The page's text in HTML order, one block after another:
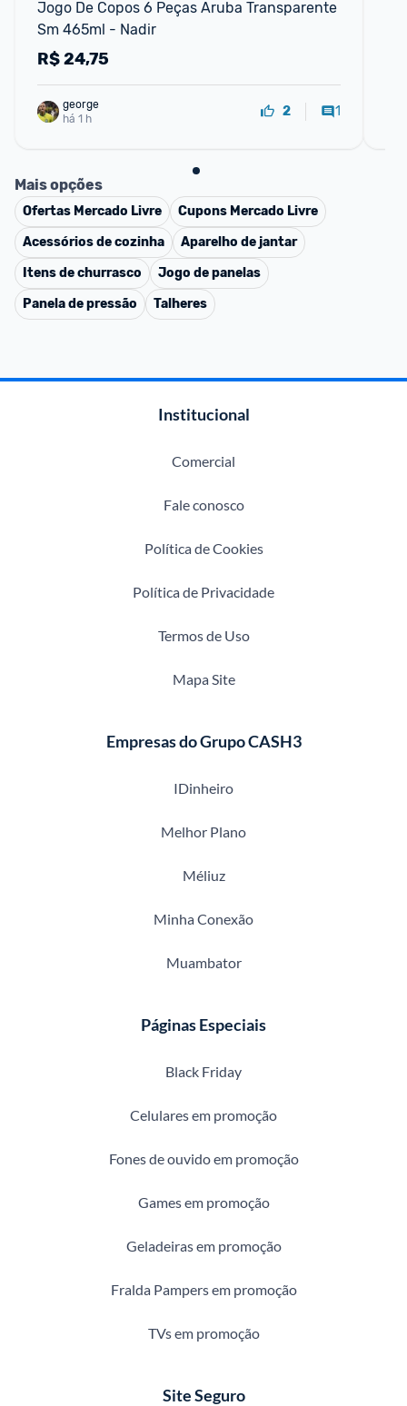
Jogo De Copos 6 Peças Aruba Transparente
Sm 465ml - Nadir
R$24,75
george
há 1 h
2 1
Mais opções
Ofertas Mercado Livre Cupons Mercado Livre
Acessórios de cozinha
Aparelho de jantar
Itens de churrasco
Jogo de panelas
Panela de pressão
Talheres
Institucional
Comercial
Fale conosco
Política de Cookies
Política de Privacidade
Termos de Uso
Mapa Site
Empresas do Grupo CASH3
IDinheiro
Melhor Plano
Méliuz
Minha Conexão
Muambator
Páginas Especiais
Black Friday
Celulares em promoção
Fones de ouvido em promoção
Games em promoção
Geladeiras em promoção
Fralda Pampers em promoção
TVs em promoção
Site Seguro